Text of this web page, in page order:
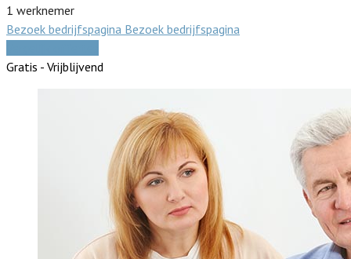
1 werknemer
Bezoek bedrijfspagina Bezoek bedrijfspagina
Gratis - Vrijblijvend